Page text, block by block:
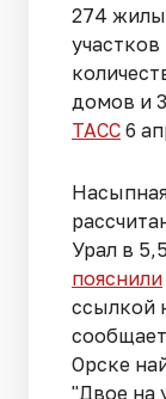
274
домов и
ТАСС 6
Урал в
пояснили
ссылкой
Орске
"Двое на